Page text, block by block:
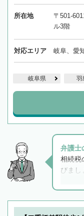
所在地
〒501-
ル3階
対応エリア 岐阜、愛
岐阜県 羽
弁護士
相続税
びまし
と他
解決の
できま
でフィ